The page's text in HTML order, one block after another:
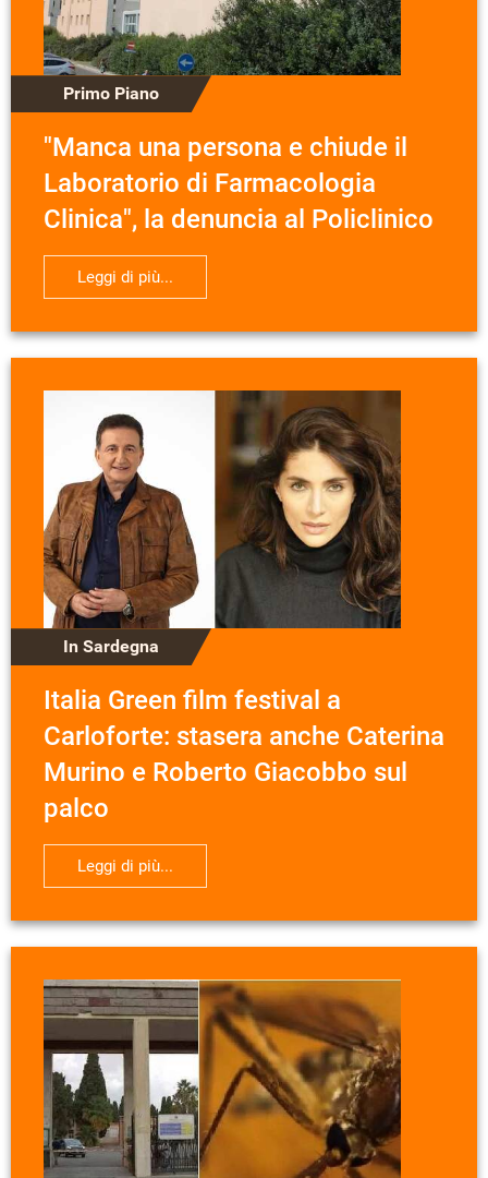
Primo Piano
"Manca una persona e chiude il
Laboratorio di Farmacologia
Clinica", la denuncia al Policlinico
Leggi di più...
In Sardegna
Italia Green film festival a
Carloforte: stasera anche Caterina
Murino e Roberto Giacobbo sul
palco
Leggi di più...